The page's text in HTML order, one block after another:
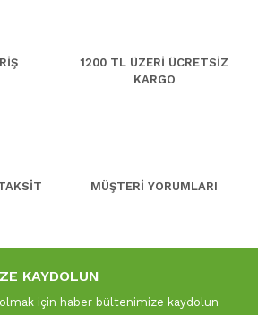
1200 TL ÜZERİ ÜCRETSİZ
KARGO
MÜŞTERİ YORUMLARI
KAYDOLUN
için haber bültenimize kaydolun